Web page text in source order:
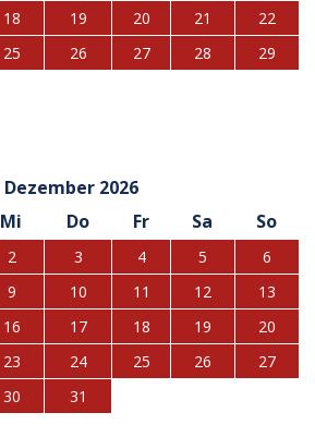
18 19 20 21
22
25 26 27 28
29
Dezember 2026
Mi Do Fr Sa So
2 3 4 5
6
9 10 11 12
13
16 17 18 19
20
23 24 25 26
27
30 31